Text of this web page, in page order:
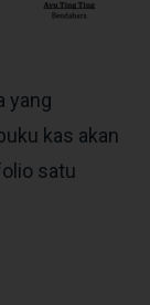
yang
kas akan
satu